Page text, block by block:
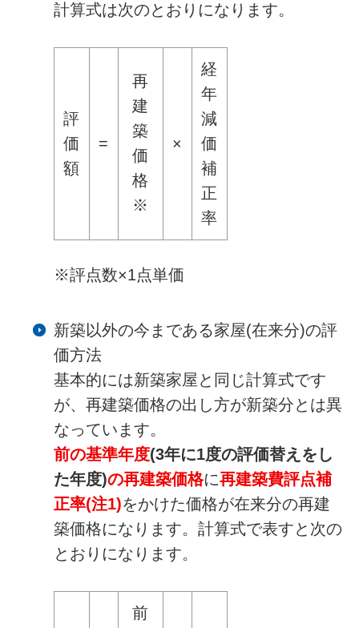
計算式は次のとおりになります。
評
価
額
=
再
建
築
価
格
※
×
経
年
減
価
補
正
率
※評点数×1点単価
新築以外の今まである家屋(在来分)の評
価方法
基本的には新築家屋と同じ計算式です
が、再建築価格の出し方が新築分とは異
なっています。
前の基準年度(3年に1度の評価替えをし
た年度)の再建築価格に再建築費評点補
正率(注1)をかけた価格が在来分の再建
築価格になります。計算式で表すと次の
とおりになります。
前